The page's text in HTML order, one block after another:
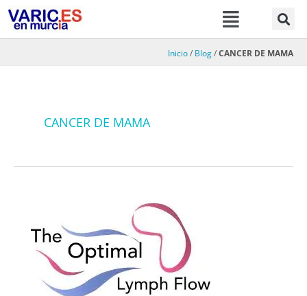
Menú
Inicio/ Blog/CANCER DE MAMA
CANCER DE MAMA